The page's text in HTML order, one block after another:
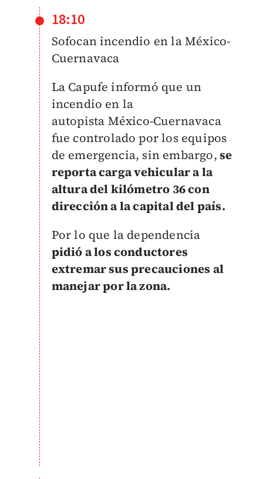
18:10
Sofocan incendio en la México-
Cuernavaca
La Capufe informó que un
incendio en la
autopista México-Cuernavaca
fue controlado por los equipos
de emergencia, sin embargo,se
reporta cargavehiculara la
altura del kilómetro 36 con
dirección a la capital del país.
Por lo que la dependencia
pidió a los conductores
extremar sus precauciones al
manejar por la zona.